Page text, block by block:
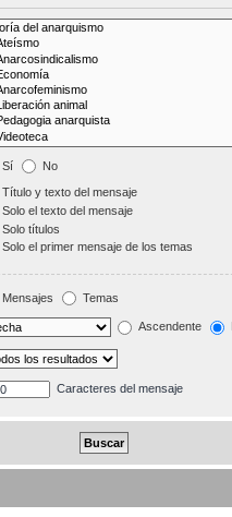
Sí No
Título y texto del mensaje
Solo el texto del mensaje
Solo títulos
Solo el primer mensaje de los temas
Mensajes Temas
Ascendente
Caracteres del mensaje